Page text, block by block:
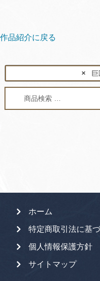
作品紹介に戻る
× 巨
ホーム
特定商取引法に基
個人情報保護方針
サイトマップ